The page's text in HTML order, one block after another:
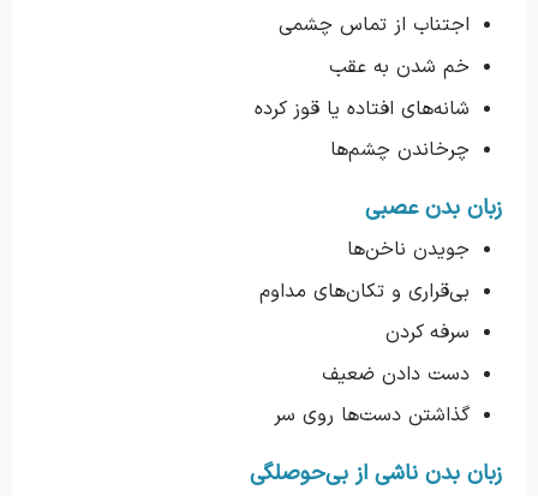
اجتناب از تماس چشمی
خم شدن به عقب
شانه‌های افتاده یا قوز کرده
چرخاندن چشم‌ها
زبان بدن عصبی
جویدن ناخن‌ها
بی‌قراری و تکان‌های مداوم
سرفه کردن
دست دادن ضعیف
گذاشتن دست‌ها روی سر
زبان بدن ناشی از بی‌حوصلگی